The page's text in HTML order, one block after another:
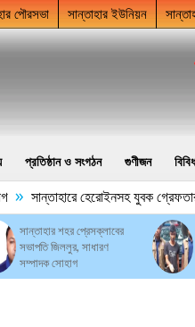
পৌরসভা সান্তাহার ইউনিয়ন
প্রতিষ্ঠান ও সংগঠন গুণীজন বিবিধ
সান্তাহারে হেরোইনসহ যুবক গ্রেফতার »
সান্তাহার শহর প্রেসক্লাবের
সভাপতি জিললুর, সাধারণ
সম্পাদক সোহাগ